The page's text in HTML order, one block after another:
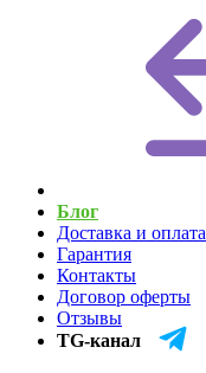
Блог
Доставка и оплата
Гарантия
Контакты
Договор оферты
Отзывы
TG-канал